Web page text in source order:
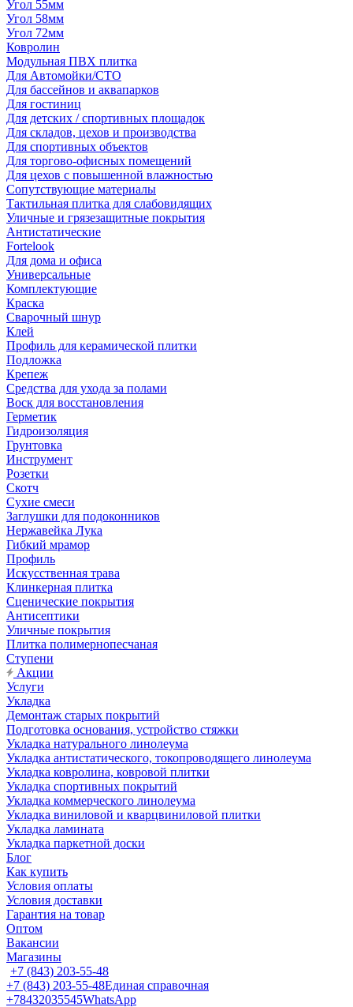
Угол 55мм
Угол 58мм
Угол 72мм
Ковролин
Модульная ПВХ плитка
Для Автомойки/СТО
Для бассейнов и аквапарков
Для гостиниц
Для детских / спортивных площадок
Для складов, цехов и производства
Для спортивных объектов
Для торгово-офисных помещений
Для цехов с повышенной влажностью
Сопутствующие материалы
Тактильная плитка для слабовидящих
Уличные и грязезащитные покрытия
Антистатические
Fortelook
Для дома и офиса
Универсальные
Комплектующие
Краска
Сварочный шнур
Клей
Профиль для керамической плитки
Подложка
Крепеж
Средства для ухода за полами
Воск для восстановления
Герметик
Гидроизоляция
Грунтовка
Инструмент
Розетки
Скотч
Сухие смеси
Заглушки для подоконников
Нержавейка Лука
Гибкий мрамор
Профиль
Искусственная трава
Клинкерная плитка
Сценические покрытия
Антисептики
Уличные покрытия
Плитка полимернопесчаная
Ступени
Акции
Услуги
Укладка
Демонтаж старых покрытий
Подготовка основания, устройство стяжки
Укладка натурального линолеума
Укладка антистатического, токопроводящего линолеума
Укладка ковролина, ковровой плитки
Укладка спортивных покрытий
Укладка коммерческого линолеума
Укладка виниловой и кварцвиниловой плитки
Укладка ламината
Укладка паркетной доски
Блог
Как купить
Условия оплаты
Условия доставки
Гарантия на товар
Оптом
Вакансии
Магазины
+7 (843) 203-55-48
+7 (843) 203-55-48Единая справочная
+78432035545WhatsApp